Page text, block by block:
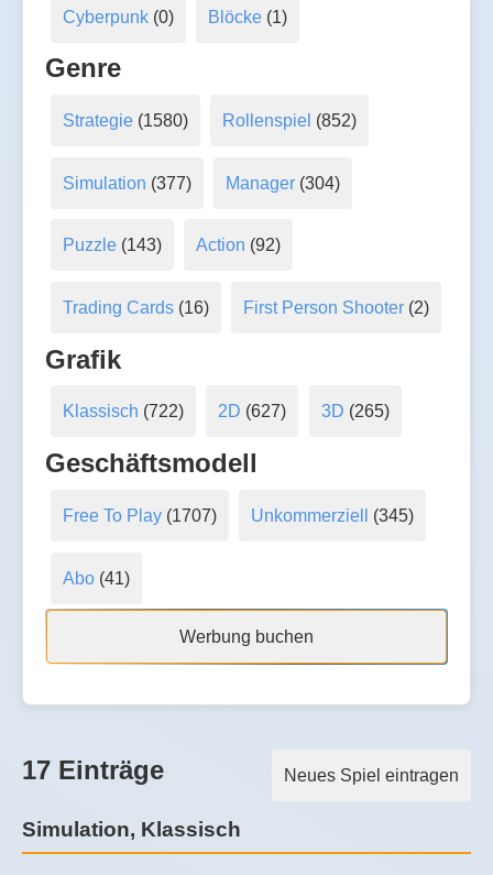
Cyberpunk(0) Blöcke (1)
Genre
Strategie(1580) Rollenspiel (852)
Simulation (377) Manager (304)
Puzzle(143) Action (92)
Trading Cards(16) First Person Shooter (2)
Grafik
Klassisch (722) 2D (627) 3D (265)
Geschäftsmodell
Free To Play(1707) Unkommerziell (345)
Abo(41)
Werbung buchen
Neues Spiel eintragen
17 Einträge
Simulation, Klassisch